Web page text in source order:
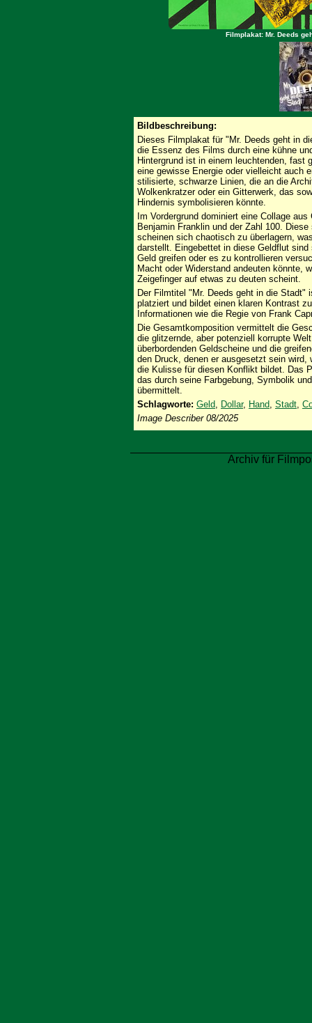
Filmplakat: Mr. Deeds
Bildbeschreibung:
Dieses Filmplakat für "Mr. Deeds geht in
die Essenz des Films durch eine kühne
Hintergrund ist in einem leuchtenden, fast
eine gewisse Energie oder vielleicht auch
stilisierte, schwarze Linien, die an die
Wolkenkratzer oder ein Gitterwerk, das
Hindernis symbolisieren könnte.
Im Vordergrund dominiert eine Collage
Benjamin Franklin und der Zahl 100.
scheinen sich chaotisch zu überlagern,
darstellt. Eingebettet in diese Geldflut
Geld greifen oder es zu kontrollieren
Macht oder Widerstand andeuten könnte,
Zeigefinger auf etwas zu deuten scheint.
Der Filmtitel "Mr. Deeds geht in die
platziert und bildet einen klaren Kontrast
Informationen wie die Regie von Frank
Die Gesamtkomposition vermittelt die
die glitzernde, aber potenziell korrupte
überbordenden Geldscheine und die
den Druck, denen er ausgesetzt sein
die Kulisse für diesen Konflikt bildet. Das
das durch seine Farbgebung, Symbolik
übermittelt.
Schlagworte: Geld, Dollar, Hand, Stadt,
Image Describer 08/2025
Archiv für